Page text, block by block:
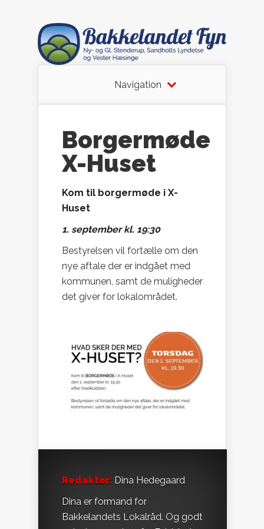
Navigation
Borgermøde
X-Huset
Kom til borgermøde i X-
Huset
1. september kl. 19:30
Bestyrelsen vil fortælle om den
nye aftale der er indgået med
kommunen, samt de muligheder
det giver for lokalområdet.
Redaktør: Dina Hedegaard
Dina er formand for
Bakkelandets Lokalråd. Og godt